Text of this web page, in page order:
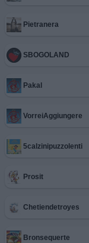
Pietranera
SBOGOLAND
Pakal
VorreiAggiungere
5calzinipuzzolenti
Prosit
Chetiendetroyes
Bronsequerte